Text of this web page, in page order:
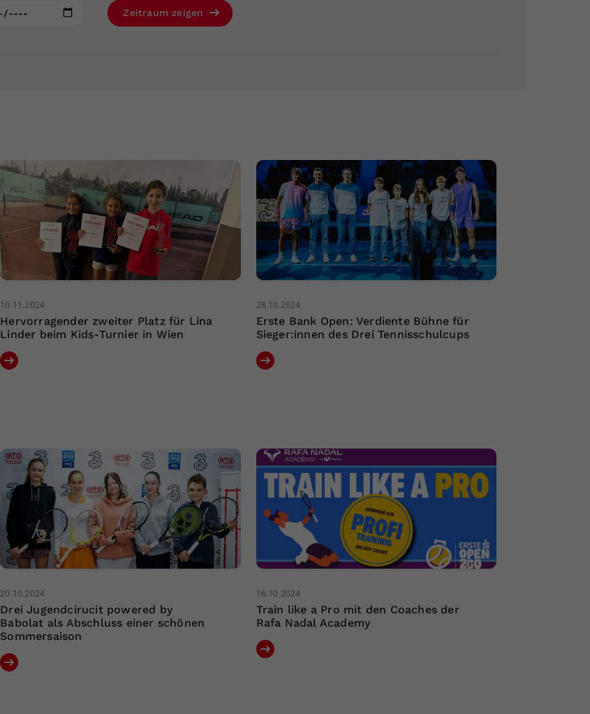
Zeitraum zeigen
10.11.2024
Hervorragender zweiter Platz für Lina
Linder beim Kids-Turnier in Wien
28.10.2024
Erste Bank Open: Verdiente Bühne für
Sieger:innen des Drei Tennisschulcups
20.10.2024
Drei Jugendcirucit powered by
Babolat als Abschluss einer schönen
Sommersaison
16.10.2024
Train like a Pro mit den Coaches der
Rafa Nadal Academy
Ihrer vorgenommen Einstellungen, falls der